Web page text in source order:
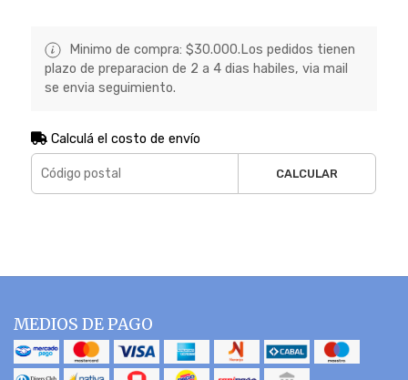
Minimo de compra: $30.000.Los pedidos tienen
plazo de preparacion de 2 a 4 dias habiles, via mail
se envia seguimiento.
Calculá el costo de envío
CALCULAR
MEDIOS DE PAGO